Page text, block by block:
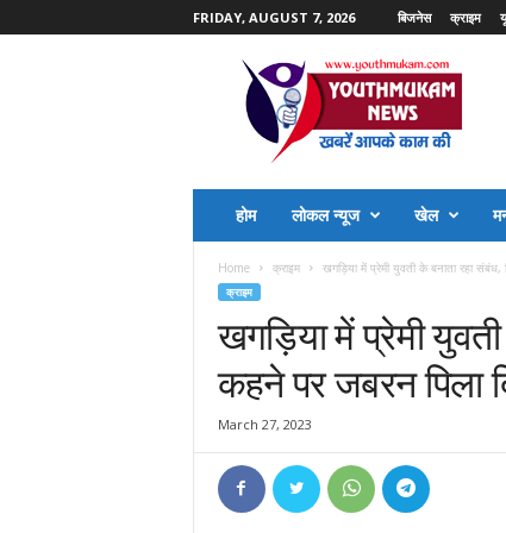
FRIDAY, AUGUST 7, 2026 बिजनेस क्राइम
होम लोकल न्यूज खेल
Home क्राइम खगड़िया में प्रेमी युवती के बनाता रहा
क्राइम
खगड़िया में प्रेमी
कहने पर जबरन पिला
March 27, 2023